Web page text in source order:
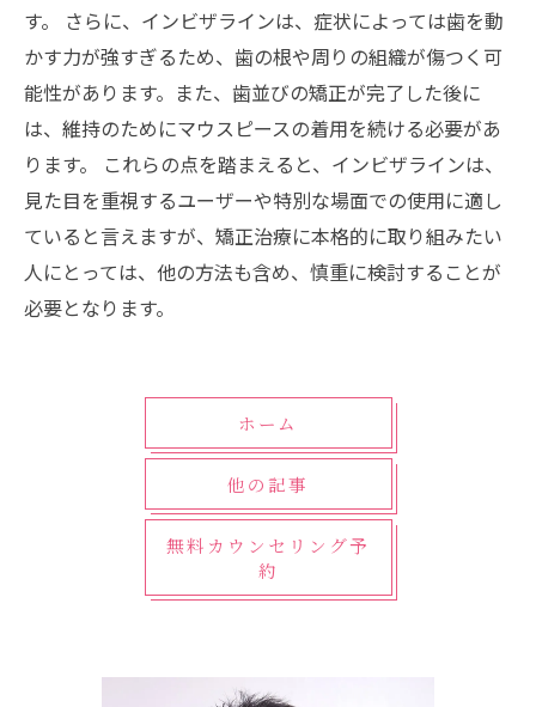
す。 さらに、インビザラインは、症状によっては歯を動
かす力が強すぎるため、歯の根や周りの組織が傷つく可
能性があります。また、歯並びの矯正が完了した後に
は、維持のためにマウスピースの着用を続ける必要があ
ります。 これらの点を踏まえると、インビザラインは、
見た目を重視するユーザーや特別な場面での使用に適し
ていると言えますが、矯正治療に本格的に取り組みたい
人にとっては、他の方法も含め、慎重に検討することが
必要となります。
ホーム
他の記事
無料カウンセリング予
約